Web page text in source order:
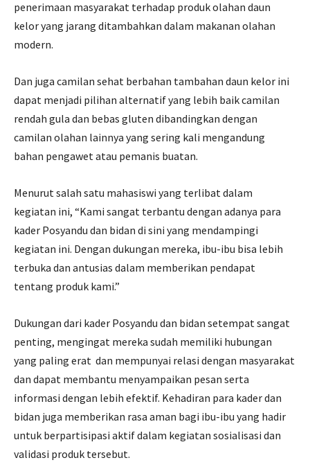
penerimaan masyarakat terhadap produk olahan daun
kelor yang jarang ditambahkan dalam makanan olahan
modern.
Dan juga camilan sehat berbahan tambahan daun kelor ini
dapat menjadi pilihan alternatif yang lebih baik camilan
rendah gula dan bebas gluten dibandingkan dengan
camilan olahan lainnya yang sering kali mengandung
bahan pengawet atau pemanis buatan.
Menurut salah satu mahasiswi yang terlibat dalam
kegiatan ini, “Kami sangat terbantu dengan adanya para
kader Posyandu dan bidan di sini yang mendampingi
kegiatan ini. Dengan dukungan mereka, ibu-ibu bisa lebih
terbuka dan antusias dalam memberikan pendapat
tentang produk kami.”
Dukungan dari kader Posyandu dan bidan setempat sangat
penting, mengingat mereka sudah memiliki hubungan
yang paling erat dan mempunyai relasi dengan masyarakat
dan dapat membantu menyampaikan pesan serta
informasi dengan lebih efektif. Kehadiran para kader dan
bidan juga memberikan rasa aman bagi ibu-ibu yang hadir
untuk berpartisipasi aktif dalam kegiatan sosialisasi dan
validasi produk tersebut.